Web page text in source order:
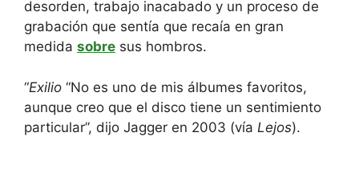
desorden, trabajo inacabado y un proceso de
grabación que sentía que recaía en gran
medida sobre sus hombros.
“Exilio “No es uno de mis álbumes favoritos,
aunque creo que el disco tiene un sentimiento
particular”, dijo Jagger en 2003 (vía Lejos).